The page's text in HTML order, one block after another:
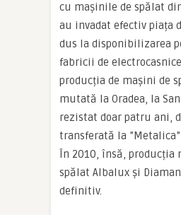
cu mașinile de spălat
au invadat efectiv piața
dus la disponibilizarea
fabricii de
producția de mașini de
mutată la Oradea, la
rezistat doar patru ani,
transferată la
În 2010, însă, producția
spălat Albalux și
definitiv.